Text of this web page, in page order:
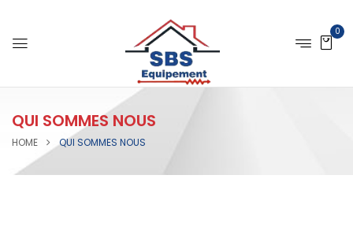
0
QUI SOMMES NOUS
HOME QUI SOMMES NOUS